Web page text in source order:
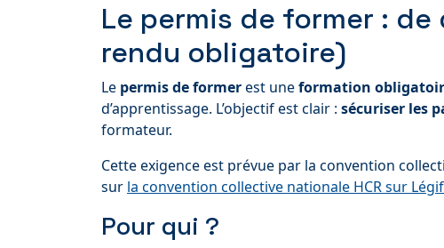
Le permis de former : de
rendu obligatoire)
Le permis de formerest uneformation
d’apprentissage. L’objectif est clair : sécuriser les
formateur.
Cette exigence est prévue par la convention
sur la convention collective nationale HCR sur
Pour qui ?